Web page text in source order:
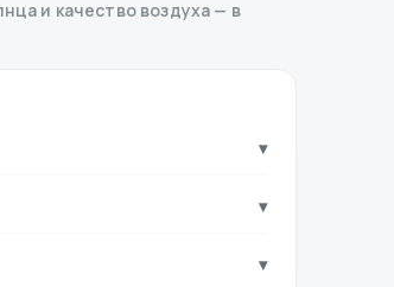
и качество воздуха — в
▾
▾
▾